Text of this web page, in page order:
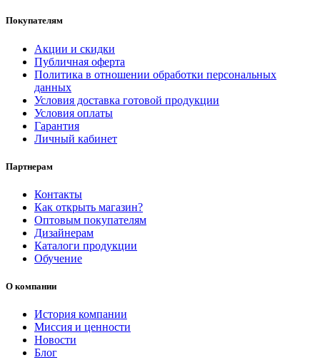
Покупателям
Акции и скидки
Публичная оферта
Политика в отношении обработки персональных
данных
Условия доставка готовой продукции
Условия оплаты
Гарантия
Личный кабинет
Партнерам
Контакты
Как открыть магазин?
Оптовым покупателям
Дизайнерам
Каталоги продукции
Обучение
О компании
История компании
Миссия и ценности
Новости
Блог